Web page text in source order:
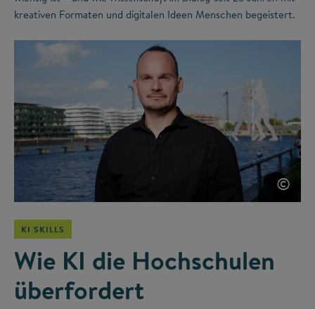
kreativen Formaten und digitalen Ideen Menschen begeistert.
©
KI SKILLS
Wie KI die Hochschulen
überfordert